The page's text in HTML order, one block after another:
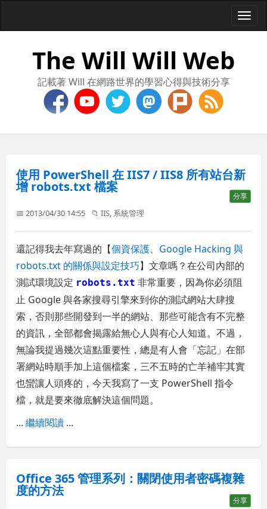
The Will Will Web
記載著 Will 在網路世界的學習心得與技術分享
使用 PowerShell 在 IIS7 / IIS8 所有站台新
增 robots.txt 檔案
分享
📅 2013/04/30 14:55 📁IIS 系統管理
還記得我去年寫過的【個資保護、Google Hacking 與
robots.txt 的關係與設定技巧】文章嗎？在公司內部的
測試環境設定 robots.txt 非常重要，因為你必須阻
止 Google 與各家搜尋引擎來到你的測試網站大肆搜
索，否則那些開發到一半的網站、那些可能含有不完整
的資訊，全部都會揭露給無心人與有心人知道。不過，
無論我提過幾次這點重要性，總是有人會「忘記」在部
署網站時順手加上這個檔案，三不五時的亡羊補牢其實
也蠻讓人頭疼的，今天我寫了一支 PowerShell 指令
檔，就是要來徹底解決這個問題。
...繼續閱讀 ...
Office 365 管理系列：關閉使用者密碼複雜
度的方法
分享